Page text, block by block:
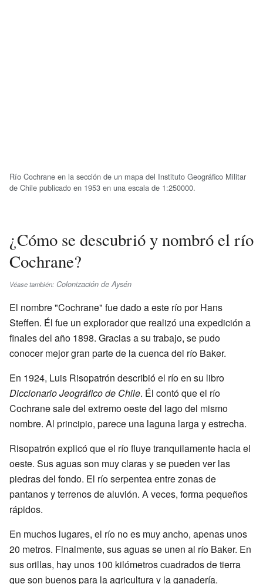
Río Cochrane en la sección de un mapa del Instituto Geográfico Militar
de Chile publicado en 1953 en una escala de 1:250000.
¿Cómo se descubrió y nombró el río
Cochrane?
Véase también: Colonización de Aysén
El nombre "Cochrane" fue dado a este río por Hans
Steffen. Él fue un explorador que realizó una expedición a
finales del año 1898. Gracias a su trabajo, se pudo
conocer mejor gran parte de la cuenca del río Baker.
En 1924, Luis Risopatrón describió el río en su libro
Diccionario Jeográfico de Chile. Él contó que el río
Cochrane sale del extremo oeste del lago del mismo
nombre. Al principio, parece una laguna larga y estrecha.
Risopatrón explicó que el río fluye tranquilamente hacia el
oeste. Sus aguas son muy claras y se pueden ver las
piedras del fondo. El río serpentea entre zonas de
pantanos y terrenos de aluvión. A veces, forma pequeños
rápidos.
En muchos lugares, el río no es muy ancho, apenas unos
20 metros. Finalmente, sus aguas se unen al río Baker. En
sus orillas, hay unos 100 kilómetros cuadrados de tierra
que son buenos para la agricultura y la ganadería.